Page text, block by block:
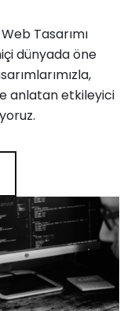
Tasarımı
dünyada öne
anlatan etkileyici